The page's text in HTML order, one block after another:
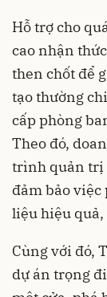
Hỗ trợ cho
cao nhận
then chốt để
tạo thường
cấp phòng
Theo đó,
trình quản trị
đảm bảo việc
liệu hiệu
Cùng với đó,
dự án trọng